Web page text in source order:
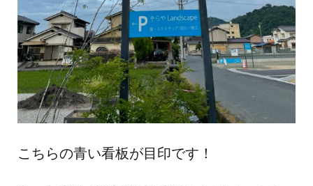
こちらの青い看板が目印です！